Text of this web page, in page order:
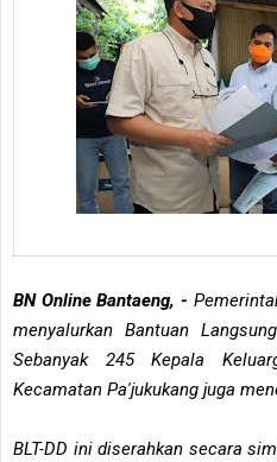
BN Online Bantaeng, -
menyalurkan Bantuan
Sebanyak 245 Kepala
Kecamatan Pa'jukukang juga
BLT-DD ini diserahkan secara